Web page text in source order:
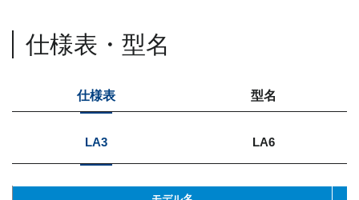
仕様表・型名
仕様表 型名
LA3 LA6